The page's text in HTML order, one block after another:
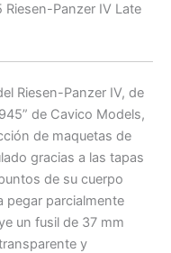
Riesen-Panzer IV Late
Riesen-Panzer IV, de
de Cavico Models,
de maquetas de
gracias a las tapas
de su cuerpo
pegar parcialmente
un fusil de 37 mm
y